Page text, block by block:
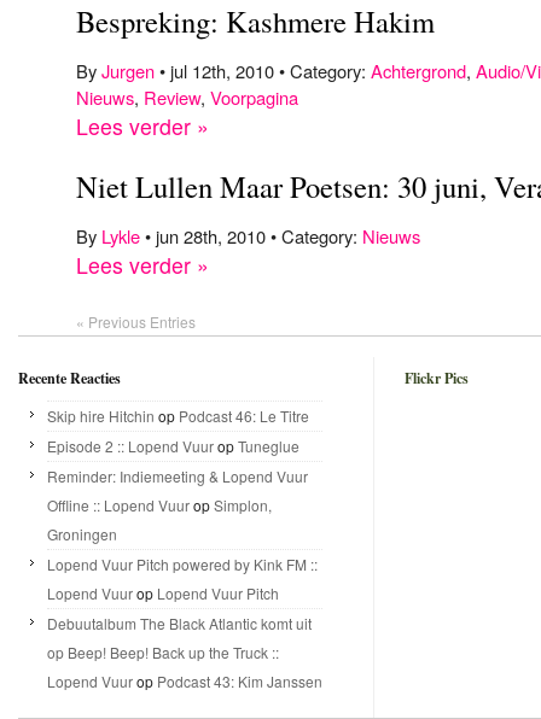
Bespreking: Kashmere Hakim
ByJurgen• jul 12th, 2010 • Category: Achtergrond, Audio/
Nieuws, Review, Voorpagina
Lees verder »
Niet Lullen Maar Poetsen: 30 juni,
By Lykle• jun 28th, 2010 • Category: Nieuws
Lees verder »
« Previous Entries
Recente Reacties
Skip hire Hitchin op Podcast 46: Le Titre
Episode 2 :: Lopend VuuropTuneglue
Reminder: Indiemeeting & Lopend Vuur
Offline :: Lopend VuuropSimplon,
Groningen
Lopend Vuur Pitch powered by Kink FM ::
Lopend Vuurop Lopend Vuur Pitch
Debuutalbum The Black Atlantic komt uit
op Beep! Beep! Back up the Truck ::
Lopend Vuurop Podcast 43: Kim Janssen
Flickr Pics